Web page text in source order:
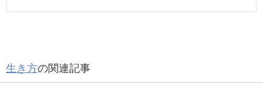
生き方の関連記事